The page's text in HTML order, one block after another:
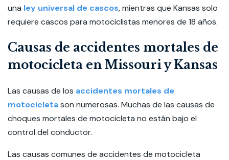
una ley universal de cascos, mientras que Kansas solo
requiere cascos para motociclistas menores de 18 años.
Causas de accidentes mortales de
motocicleta en Missouri y Kansas
Las causas de los accidentes mortales de
motocicletason numerosas. Muchas de las causas de
choques mortales de motocicleta no están bajo el
control del conductor.
Las causas comunes de accidentes de motocicleta